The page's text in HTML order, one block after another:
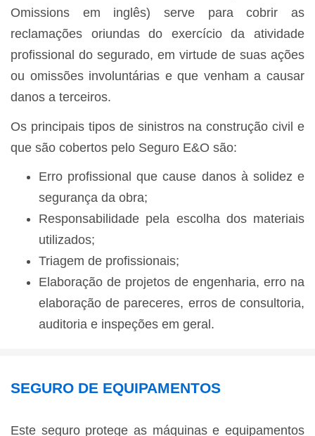
Omissions em inglês) serve para cobrir as
reclamações oriundas do exercício da atividade
profissional do segurado, em virtude de suas ações
ou omissões involuntárias e que venham a causar
danos a terceiros.
Os principais tipos de sinistros na construção civil e
que são cobertos pelo Seguro E&O são:
Erro profissional que cause danos à solidez e
segurança da obra;
Responsabilidade pela escolha dos materiais
utilizados;
Triagem de profissionais;
Elaboração de projetos de engenharia, erro na
elaboração de pareceres, erros de consultoria,
auditoria e inspeções em geral.
SEGURO DE EQUIPAMENTOS
Este seguro protege as máquinas e equipamentos